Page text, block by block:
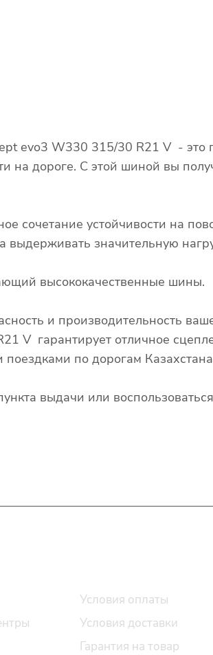
evo3 W330 315/30 R21 V - это
на дороге. С этой шиной вы
сочетание устойчивости на
выдерживать значительную
высококачественные шины.
и производительность
V гарантирует отличное
по дорогам
выдачи или
Условия оплаты
Условия доставки
Гарантия на товар